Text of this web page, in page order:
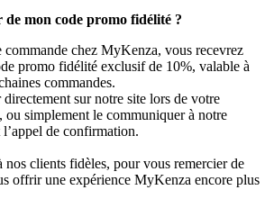
mon code promo fidélité ?
commande chez MyKenza, vous recevrez
promo fidélité exclusif de 10%, valable à
commandes.
sur notre site lors de votre
ou simplement le communiquer à notre
de confirmation.
clients fidèles, pour vous remercier de
offrir une expérience MyKenza encore plus